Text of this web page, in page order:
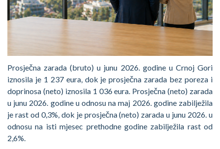
Prosječna zarada (bruto) u junu 2026. godine u Crnoj Gori
iznosila je 1 237 eura, dok je prosječna zarada bez poreza i
doprinosa (neto) iznosila 1 036 eura. Prosječna (neto) zarada
u junu 2026. godine u odnosu na maj 2026. godine zabilježila
je rast od 0,3%, dok je prosječna (neto) zarada u junu 2026. u
odnosu na isti mjesec prethodne godine zabilježila rast od
2,6%.